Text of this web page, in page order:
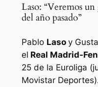
Laso: “Veremos
del año pasado”
Pablo Laso y
el Real Madrid-
25 de la Euroliga
Movistar